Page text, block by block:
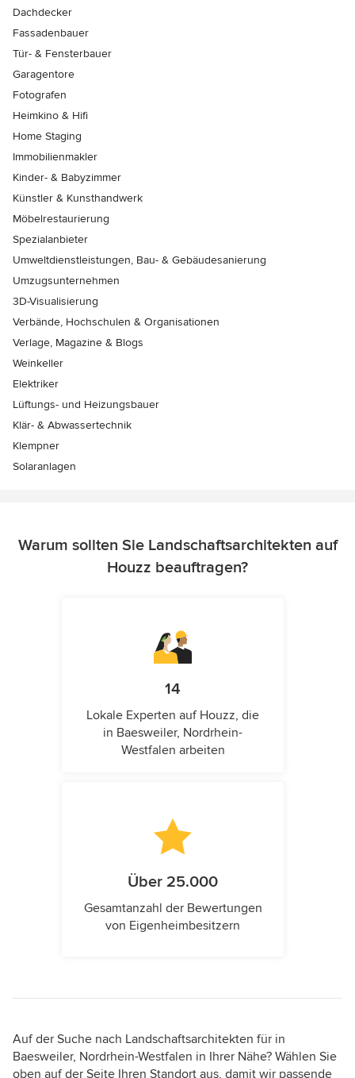
Dachdecker
Fassadenbauer
Tür- & Fensterbauer
Garagentore
Fotografen
Heimkino & Hifi
Home Staging
Immobilienmakler
Kinder- & Babyzimmer
Künstler & Kunsthandwerk
Möbelrestaurierung
Spezialanbieter
Umweltdienstleistungen, Bau- & Gebäudesanierung
Umzugsunternehmen
3D-Visualisierung
Verbände, Hochschulen & Organisationen
Verlage, Magazine & Blogs
Weinkeller
Elektriker
Lüftungs- und Heizungsbauer
Klär- & Abwassertechnik
Klempner
Solaranlagen
Warum sollten Sie Landschaftsarchitekten auf
Houzz beauftragen?
14
Lokale Experten auf Houzz, die
in Baesweiler, Nordrhein-
Westfalen arbeiten
Über 25.000
Gesamtanzahl der Bewertungen
von Eigenheimbesitzern
Auf der Suche nach Landschaftsarchitekten für in
Baesweiler, Nordrhein-Westfalen in Ihrer Nähe? Wählen Sie
oben auf der Seite Ihren Standort aus, damit wir passende